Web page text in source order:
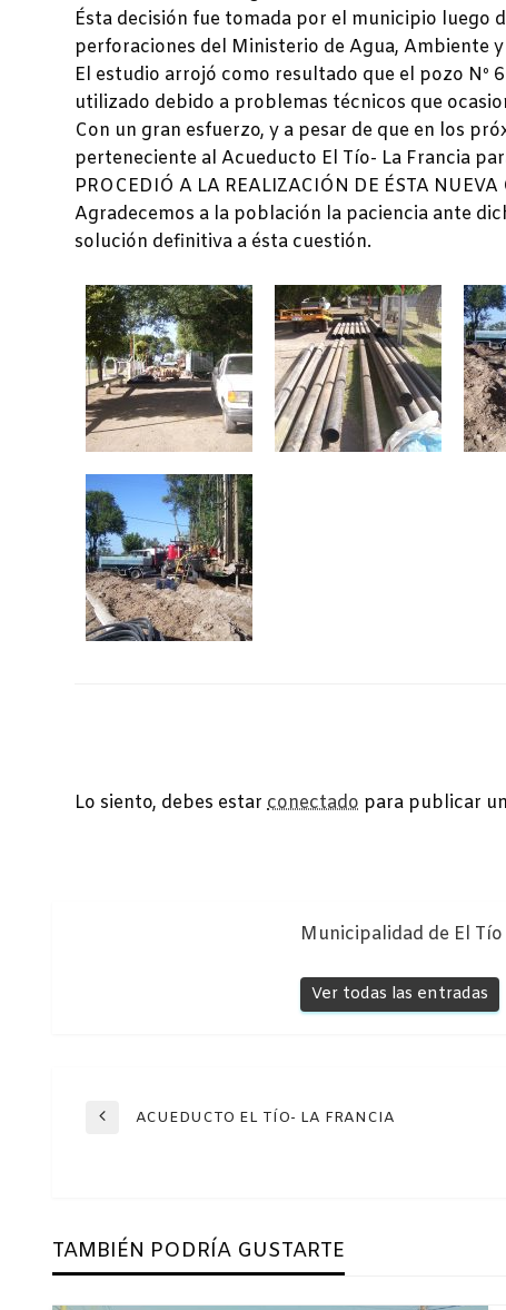
Ésta decisión fue tomada por el municipio luego
perforaciones del Ministerio de Agua, Ambiente
El estudio arrojó como resultado que el pozo Nº
utilizado debido a problemas técnicos que
Con un gran esfuerzo, y a pesar de que en los
perteneciente al Acueducto El Tío- La Francia
PROCEDIÓ A LA REALIZACIÓN DE ÉSTA
Agradecemos a la población la paciencia ante
solución definitiva a ésta cuestión.
Lo siento, debes estar conectado para publicar
Municipalidad de El Tío
Ver todas las entradas
Navegación
entradas
EntradaACUEDUCTO EL TÍO- LA FRANCIA
TAMBIÉN PODRÍA GUSTARTE